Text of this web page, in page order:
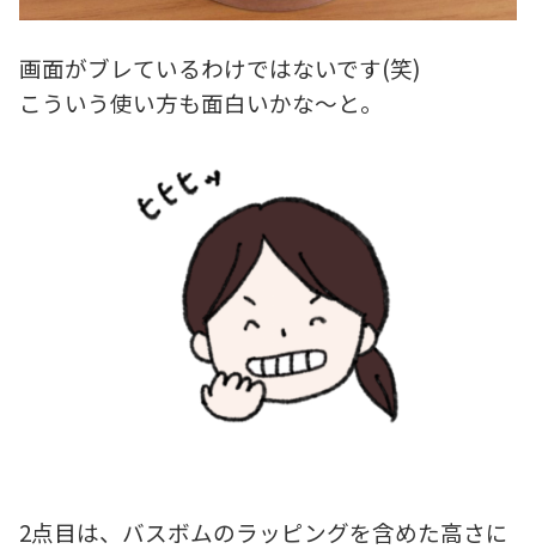
画面がブレているわけではないです(笑)
こういう使い方も面白いかな～と。
2点目は、バスボムのラッピングを含めた高さに